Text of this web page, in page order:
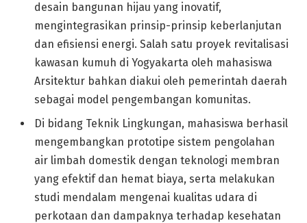
desain bangunan hijau yang inovatif,
mengintegrasikan prinsip-prinsip keberlanjutan
dan efisiensi energi. Salah satu proyek revitalisasi
kawasan kumuh di Yogyakarta oleh mahasiswa
Arsitektur bahkan diakui oleh pemerintah daerah
sebagai model pengembangan komunitas.
Di bidang Teknik Lingkungan, mahasiswa berhasil
mengembangkan prototipe sistem pengolahan
air limbah domestik dengan teknologi membran
yang efektif dan hemat biaya, serta melakukan
studi mendalam mengenai kualitas udara di
perkotaan dan dampaknya terhadap kesehatan